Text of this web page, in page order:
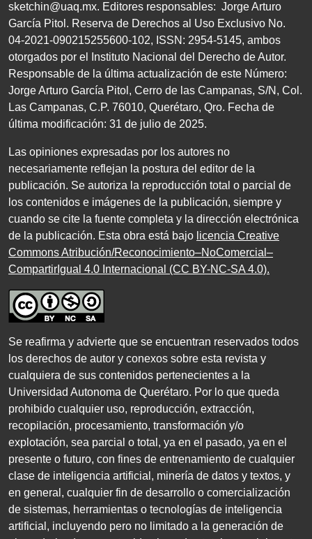
sketchin@uaq.mx. Editores responsables: Jorge Arturo
García Pitol. Reserva de Derechos al Uso Exclusivo No.
04-2021-090215255600-102, ISSN : 2954-5145, ambos
otorgados por el Instituto Nacional del Derecho de Autor.
Responsable de la última actualización de este Número:
Jorge Arturo García Pitol, Cerro de las Campanas, S/N , Col.
Las Campanas, C.P. 76010, Querétaro, Qro. Fecha de
última modificación: 31 de julio de 2025.
Las opiniones expresadas por los autores no
necesariamente reflejan la postura del editor de la
publicación. Se autoriza la reproducción total o parcial de
los contenidos e imágenes de la publicación, siempre y
cuando se cite la fuente completa y la dirección electrónica
de la publicación. Esta obra está bajo licencia Creative
Commons Atribución/Reconocimiento–NoComercial–
CompartirIgual 4.0 Internacional (CC BY-NC-SA 4.0).
Se reafirma y advierte que se encuentran reservados todos
los derechos de autor y conexos sobre esta revista y
cualquiera de sus contenidos pertenecientes a la
Universidad Autonoma de Querétaro. Por lo que queda
prohibido cualquier uso, reproducción, extracción,
recopilación, procesamiento, transformación y/o
explotación, sea parcial o total, ya en el pasado, ya en el
presente o futuro, con fines de entrenamiento de cualquier
clase de inteligencia artificial, minería de datos y textos, y
en general, cualquier fin de desarrollo o comercialización
de sistemas, herramientas o tecnologías de inteligencia
artificial, incluyendo pero no limitado a la generación de